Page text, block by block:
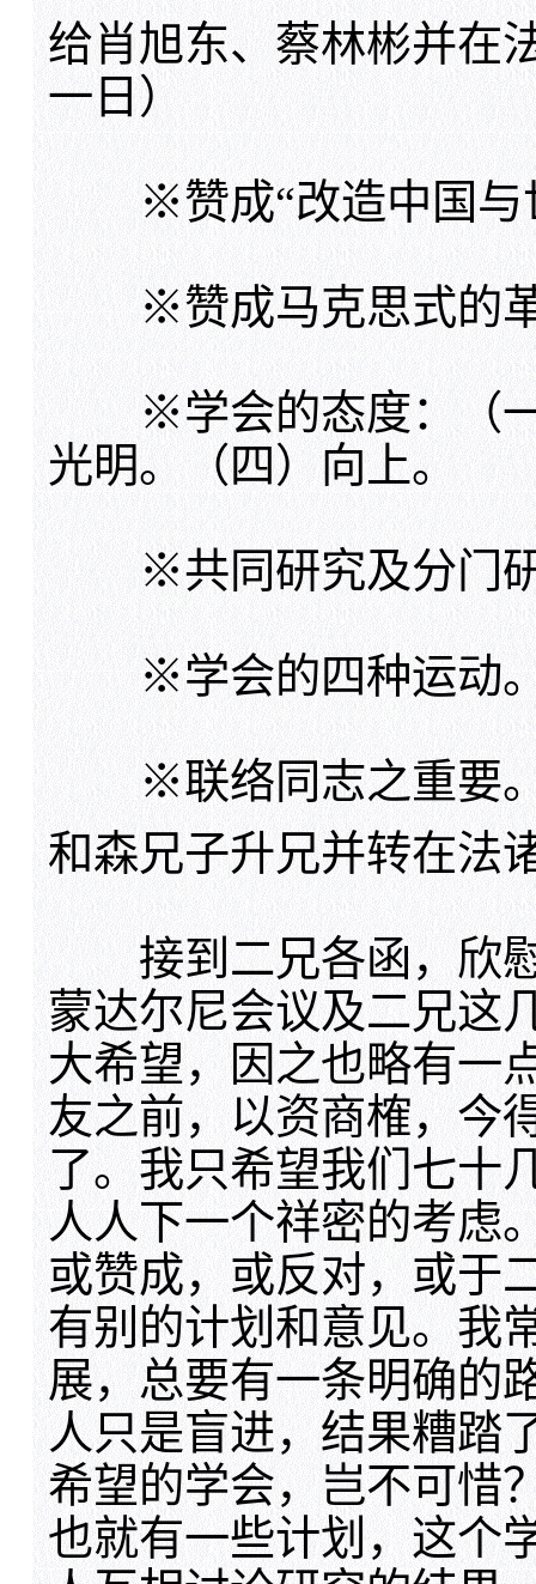
给肖旭东、蔡林彬并在
一日）
※赞成“改造中国
※赞成马克思式的
※学会的态度：（
光明。（四）向上。
※共同研究及分门
※学会的四种运动
※联络同志之重要
和森兄子升兄并转在法
接到二兄各函，欣慰
蒙达尔尼会议及二兄这
大希望，因之也略有一
友之前，以资商榷，今
了。我只希望我们七十
人人下一个祥密的考虑
或赞成，或反对，或于
有别的计划和意见。我
展，总要有一条明确的
人只是盲进，结果糟踏
希望的学会，岂不可惜
也就有一些计划，这个